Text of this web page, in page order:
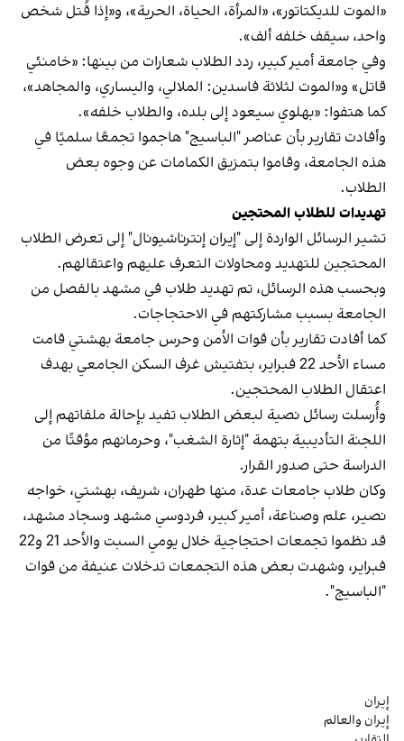
«الموت للديكتاتور»، «المرأة، الحياة، الحرية»، و«إذا قُتل شخص
واحد، سيقف خلفه ألف».
وفي جامعة أمير كبير، ردد الطلاب شعارات من بينها: «خامنئي
قاتل» و«الموت لثلاثة فاسدين: الملالي، واليساري، والمجاهد»،
كما هتفوا: «بهلوي سيعود إلى بلده، والطلاب خلفه».
وأفادت تقارير بأن عناصر "الباسيج" هاجموا تجمعًا سلميًا في
هذه الجامعة، وقاموا بتمزيق الكمامات عن وجوه بعض
الطلاب.
تهديدات للطلاب المحتجين
تشير الرسائل الواردة إلى "إيران إنترناشيونال" إلى تعرض الطلاب
المحتجين للتهديد ومحاولات التعرف عليهم واعتقالهم.
وبحسب هذه الرسائل، تم تهديد طلاب في مشهد بالفصل من
الجامعة بسبب مشاركتهم في الاحتجاجات.
كما أفادت تقارير بأن قوات الأمن وحرس جامعة بهشتي قامت
مساء الأحد 22 فبراير، بتفتيش غرف السكن الجامعي بهدف
اعتقال الطلاب المحتجين.
وأُرسلت رسائل نصية لبعض الطلاب تفيد بإحالة ملفاتهم إلى
اللجنة التأديبية بتهمة "إثارة الشغب"، وحرمانهم مؤقتًا من
الدراسة حتى صدور القرار.
وكان طلاب جامعات عدة، منها طهران، شريف، بهشتي، خواجه
نصير، علم وصناعة، أمير كبير، فردوسي مشهد وسجاد مشهد،
قد نظموا تجمعات احتجاجية خلال يومي السبت والأحد 21 و22
فبراير، وشهدت بعض هذه التجمعات تدخلات عنيفة من قوات
"الباسيج".
إيران
إيران والعالم